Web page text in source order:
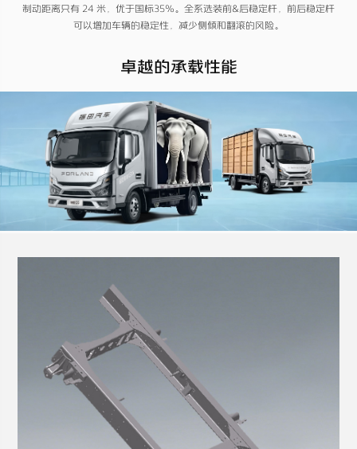
制动距离只有 24 米，优于国标35%。全系选装前&后稳定杆，前后稳定杆
可以增加车辆的稳定性，减少侧倾和翻滚的风险。
卓越的承载性能